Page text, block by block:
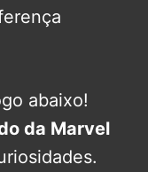
abaixo!
da Marvel